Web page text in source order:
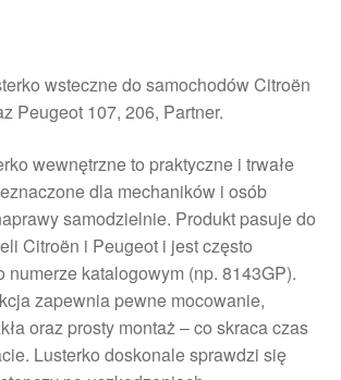
wsteczne do samochodów Citroën
Peugeot 107, 206, Partner.
wewnętrzne to praktyczne i trwałe
dla mechaników i osób
samodzielnie. Produkt pasuje do
Citroën i Peugeot i jest często
numerze katalogowym (np. 8143GP).
zapewnia pewne mocowanie,
oraz prosty montaż – co skraca czas
Lusterko doskonale sprawdzi się